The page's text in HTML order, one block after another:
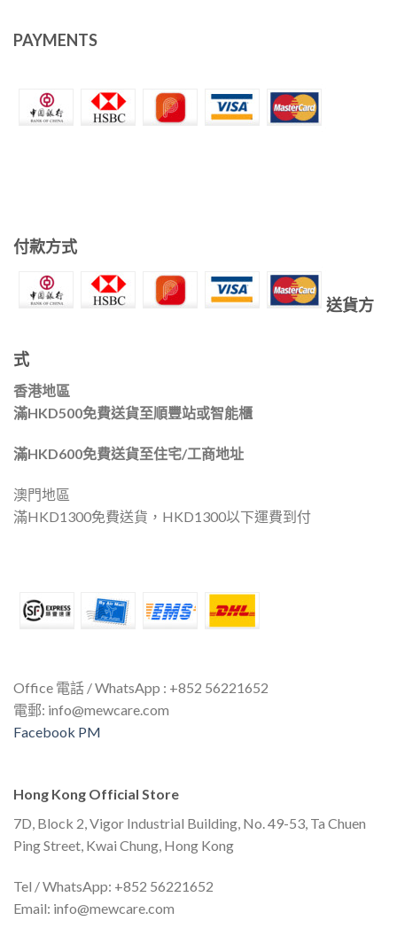
PAYMENTS
付款方式
送貨方
式
香港地區
滿HKD500免費送貨至順豐站或智能櫃
滿HKD600免費送貨至住宅/工商地址
澳門地區
滿HKD1300免費送貨，HKD1300以下運費到付
Office 電話 / WhatsApp : +852 56221652
電郵: info@mewcare.com
Facebook PM
Hong Kong Official Store
7D, Block 2, Vigor Industrial Building, No. 49-53, Ta Chuen
Ping Street, Kwai Chung, Hong Kong
Tel / WhatsApp: +852 56221652
Email: info@mewcare.com